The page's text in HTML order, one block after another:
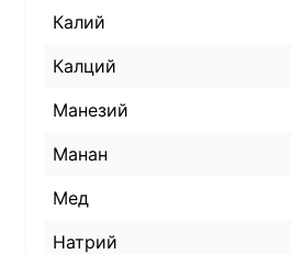
Калий
Калций
Манезий
Манан
Мед
Натрий